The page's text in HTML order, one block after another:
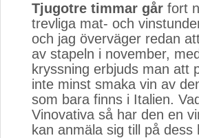
Tjugotre timmar går fort
trevliga mat- och
och jag överväger redan
av stapeln i november,
kryssning erbjuds man att
inte minst smaka vin av
som bara finns i Italien.
Vinovativa så har den en
kan anmäla sig till på dess